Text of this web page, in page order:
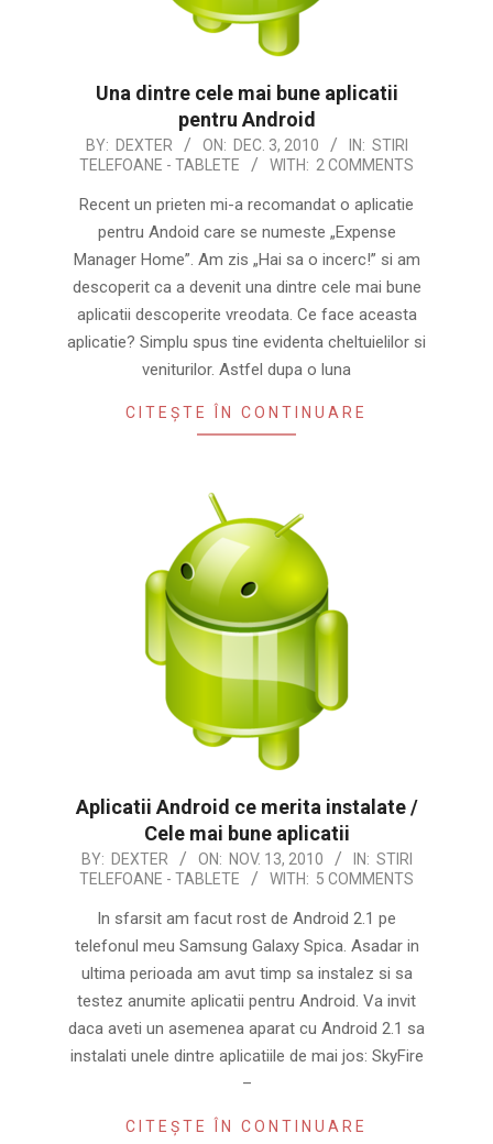
Una dintre cele mai bune aplicatii
pentru Android
2010-
12-
03
BY: DEXTER ON: DEC. 3, 2010 IN: STIRI
TELEFOANE - TABLETE
WITH: 2 COMMENTS
Recent un prieten mi-a recomandat o aplicatie
pentru Andoid care se numeste „Expense
Manager Home”. Am zis „Hai sa o incerc!” si am
descoperit ca a devenit una dintre cele mai bune
aplicatii descoperite vreodata. Ce face aceasta
aplicatie? Simplu spus tine evidenta cheltuielilor si
veniturilor. Astfel dupa o luna
CITEȘTE ÎN CONTINUARE
Aplicatii Android ce merita instalate /
Cele mai bune aplicatii
2010-
11-
BY: DEXTER ON: NOV. 13, 2010 IN: STIRI
TELEFOANE - TABLETE
WITH: 5 COMMENTS
In sfarsit am facut rost de Android 2.1 pe
telefonul meu Samsung Galaxy Spica. Asadar in
ultima perioada am avut timp sa instalez si sa
testez anumite aplicatii pentru Android. Va invit
daca aveti un asemenea aparat cu Android 2.1 sa
instalati unele dintre aplicatiile de mai jos: SkyFire
–
CITEȘTE ÎN CONTINUARE